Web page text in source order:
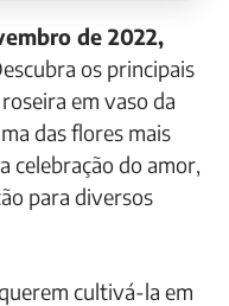
os principais
em vaso da
das flores mais
celebração do amor,
para diversos
cultivá-la em